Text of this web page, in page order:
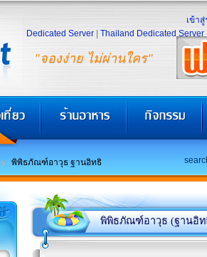
"จองง่าย ไม่ผ่านใคร"
เข้า
Dedicated Server
Thailand Dedicated Server
พิพิธภัณฑ์อาวุธ ฐานอิทธิ
พิพิธภัณฑ์อาวุธ (ฐานอิท